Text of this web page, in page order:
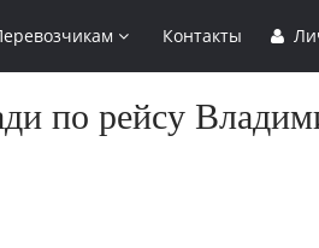
Контакты
по рейсу